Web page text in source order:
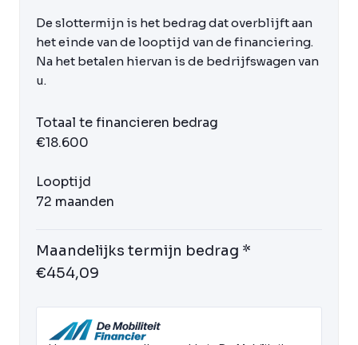
De slottermijn is het bedrag dat overblijft aan
het einde van de looptijd van de financiering.
Na het betalen hiervan is de bedrijfswagen van
u.
Totaal te financieren bedrag
€18.600
Looptijd
72 maanden
Maandelijks termijn bedrag *
€454,09